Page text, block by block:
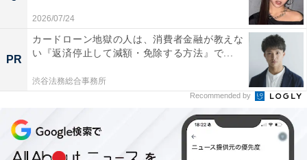
2026/07/24
PR
カードローン地獄の人は、消費者金融が教えな
い『返済停止して減額・免除する方法』で...
渋谷法務総合事務所
Recommended by